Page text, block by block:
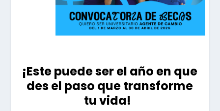
¡Este puede ser el año en que
des el paso que transforme
tu vida!